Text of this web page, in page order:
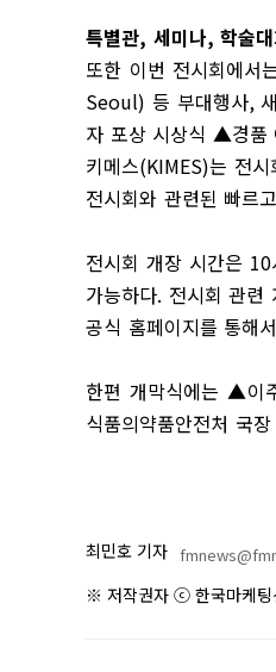
특별관, 세미나, 학술
또한 이번 전시회에서
Seoul) 등 부대행사,
자 포상 시상식 ▲경품
키메스(KIMES)는 전시
전시회와 관련된 빠르
전시회 개장 시간은 10
가능하다. 전시회 관련
공식 홈페이지를 통해
한편 개막식에는 ▲이
식품의약품안전처 국장
최민호 기자
※ 저작권자 ⓒ 한국마케팅